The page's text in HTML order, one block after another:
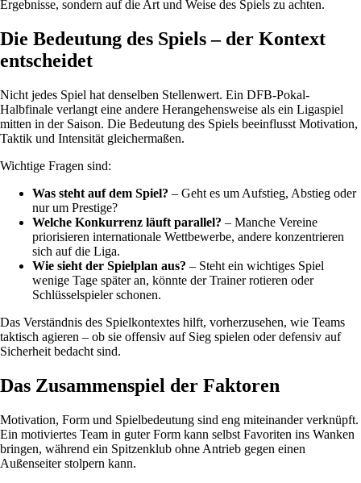
Ergebnisse, sondern auf die Art und Weise des Spiels zu achten.
Die Bedeutung des Spiels – der Kontext
entscheidet
Nicht jedes Spiel hat denselben Stellenwert. Ein DFB-Pokal-
Halbfinale verlangt eine andere Herangehensweise als ein Ligaspiel
mitten in der Saison. Die Bedeutung des Spiels beeinflusst Motivation,
Taktik und Intensität gleichermaßen.
Wichtige Fragen sind:
Was steht auf dem Spiel? – Geht es um Aufstieg, Abstieg oder
nur um Prestige?
Welche Konkurrenz läuft parallel? – Manche Vereine
priorisieren internationale Wettbewerbe, andere konzentrieren
sich auf die Liga.
Wie sieht der Spielplan aus? – Steht ein wichtiges Spiel
wenige Tage später an, könnte der Trainer rotieren oder
Schlüsselspieler schonen.
Das Verständnis des Spielkontextes hilft, vorherzusehen, wie Teams
taktisch agieren – ob sie offensiv auf Sieg spielen oder defensiv auf
Sicherheit bedacht sind.
Das Zusammenspiel der Faktoren
Motivation, Form und Spielbedeutung sind eng miteinander verknüpft.
Ein motiviertes Team in guter Form kann selbst Favoriten ins Wanken
bringen, während ein Spitzenklub ohne Antrieb gegen einen
Außenseiter stolpern kann.